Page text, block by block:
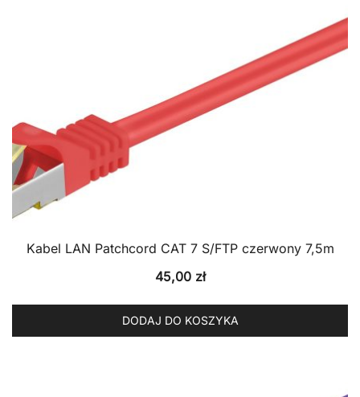
Kabel LAN Patchcord CAT 7 S/FTP czerwony 7,5m
45,00 zł
DODAJ DO KOSZYKA